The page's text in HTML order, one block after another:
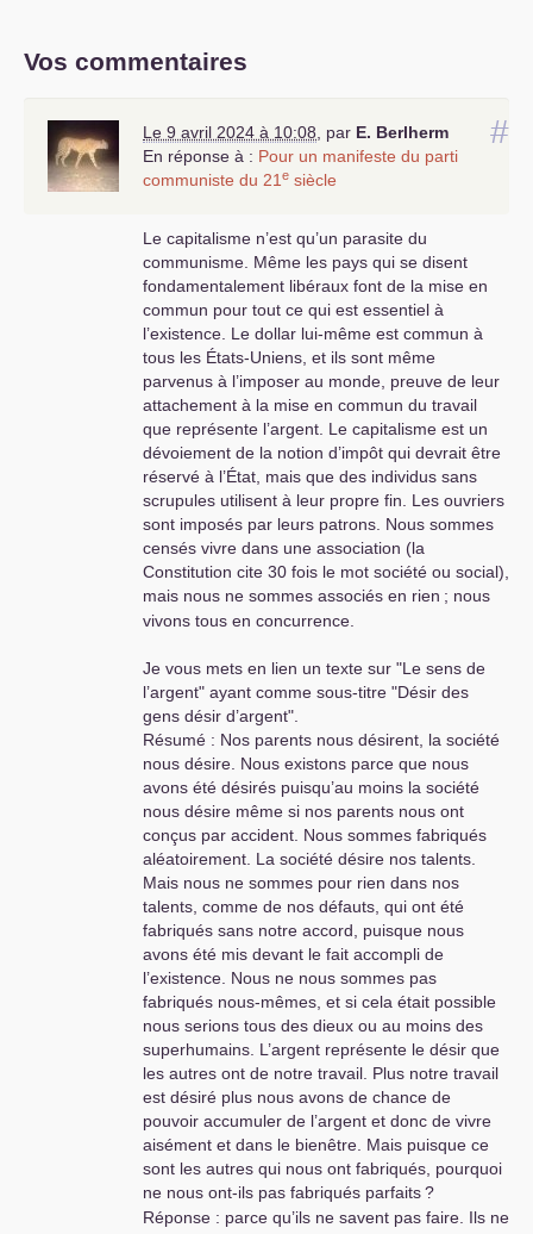
Vos commentaires
#
Le 9 avril 2024 à 10:08 par E. Berlherm
En réponse à : Pour un manifeste du parti
communiste du 21 e siècle
Le capitalisme n’est qu’un parasite du
communisme. Même les pays qui se disent
fondamentalement libéraux font de la mise en
commun pour tout ce qui est essentiel à
l’existence. Le dollar lui-même est commun à
tous les États-Uniens, et ils sont même
parvenus à l’imposer au monde, preuve de leur
attachement à la mise en commun du travail
que représente l’argent. Le capitalisme est un
dévoiement de la notion d’impôt qui devrait être
réservé à l’État, mais que des individus sans
scrupules utilisent à leur propre fin. Les ouvriers
sont imposés par leurs patrons. Nous sommes
censés vivre dans une association (la
Constitution cite 30 fois le mot société ou social),
mais nous ne sommes associés en rien ; nous
vivons tous en concurrence.
Je vous mets en lien un texte sur "Le sens de
l’argent" ayant comme sous-titre "Désir des
gens désir d’argent".
Résumé : Nos parents nous désirent, la société
nous désire. Nous existons parce que nous
avons été désirés puisqu’au moins la société
nous désire même si nos parents nous ont
conçus par accident. Nous sommes fabriqués
aléatoirement. La société désire nos talents.
Mais nous ne sommes pour rien dans nos
talents, comme de nos défauts, qui ont été
fabriqués sans notre accord, puisque nous
avons été mis devant le fait accompli de
l’existence. Nous ne nous sommes pas
fabriqués nous-mêmes, et si cela était possible
nous serions tous des dieux ou au moins des
superhumains. L’argent représente le désir que
les autres ont de notre travail. Plus notre travail
est désiré plus nous avons de chance de
pouvoir accumuler de l’argent et donc de vivre
aisément et dans le bienêtre. Mais puisque ce
sont les autres qui nous ont fabriqués, pourquoi
ne nous ont-ils pas fabriqués parfaits?
Réponse : parce qu’ils ne savent pas faire. Ils ne